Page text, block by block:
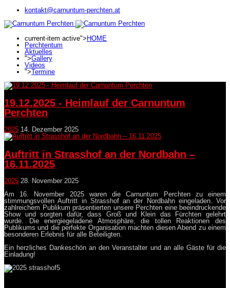
kontakt@carnuntum-perchten.at
current-item active"> HOME
Perchtentum
Aktuelles
">Gallery
Videos
">Termine
19.12.2025 - Heimlauf der Carnuntum
Perchten
2025 14. Dezember 2025
Auftritt in Strasshof an der Nordbahn –
16.11.2025
2025 28. November 2025
Am 16. November 2025 waren die Carnuntum Perchten zu einem
stimmungsvollen Auftritt in Strasshof an der Nordbahn eingeladen. Vor
zahlreichem Publikum präsentierten unsere Perchten eine beeindruckende
Show und sorgten dafür, dass Groß und Klein das Fürchten gelehrt
wurde. Die energiegeladene Atmosphäre, die tollen Reaktionen des
Publikums und die perfekte Organisation machten diesen Abend zu einem
besonderen Erlebnis für alle Beteiligten.
Ein herzliches Dankeschön an den Veranstalter und an alle Gäste für die
Einladung!